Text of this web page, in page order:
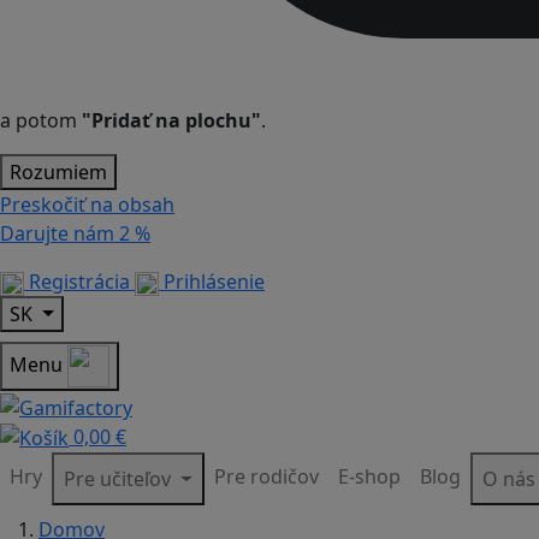
a potom "Pridať na plochu".
Rozumiem
Preskočiť na obsah
Darujte nám 2 %
Registrácia
Prihlásenie
SK
Menu
0,00 €
Hry
Pre učiteľov Pre rodičov E-shop Blog
O nás
Domov